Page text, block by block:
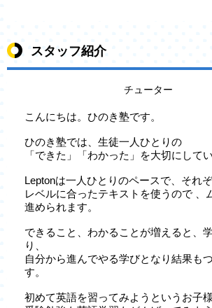
スタッフ紹介
チューター
こんにちは。ひのき塾です。
ひのき塾では、生徒一人ひとりの
「できた」「わかった」を大切にしてい
Leptonは一人ひとりのペースで、それ
レベルに合ったテキストを使うので 、
進められます。
できること、わかることが増えると、
り、
自分から進んでやる学びとなり結果も
す。
初めて英語を習ってみようというお子様